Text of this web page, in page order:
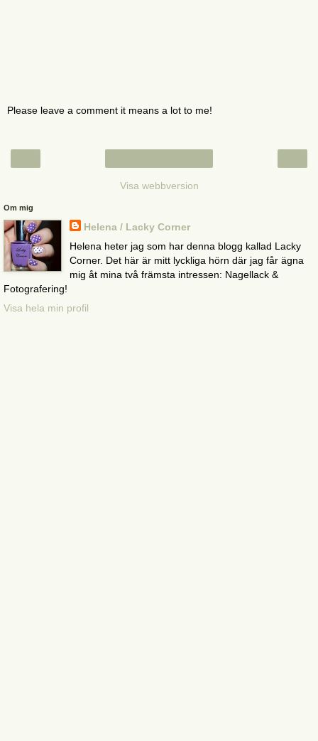
Please leave a comment it means a lot to me!
Visa webbversion
Om mig
Helena / Lacky Corner
Helena heter jag som har denna blogg kallad Lacky
Corner. Det här är mitt lyckliga hörn där jag får ägna
mig åt mina två främsta intressen: Nagellack &
Fotografering!
Visa hela min profil